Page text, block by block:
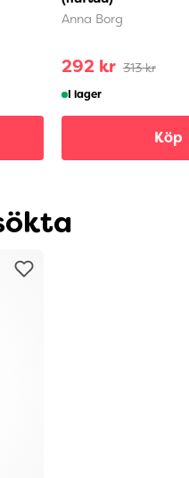
Anna Borg
292 kr 313 kr
I lager
Köp